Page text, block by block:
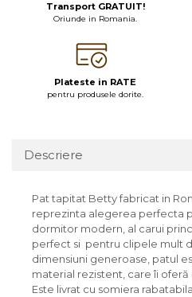
Transport GRATUIT!
Oriunde in Romania.
Plateste in RATE
pentru produsele dorite.
Descriere
Pat tapitat Betty fabricat in
reprezinta alegerea perfecta
dormitor modern, al carui
perfect si pentru clipele mult
dimensiuni generoase, patul
material rezistent, care îi
Este livrat cu somiera